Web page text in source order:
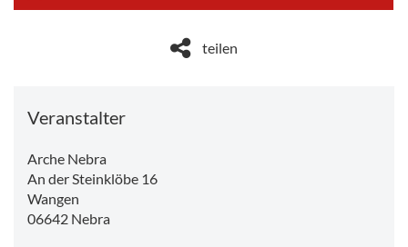
teilen
Veranstalter
Arche Nebra
An der Steinklöbe 16
Wangen
06642 Nebra